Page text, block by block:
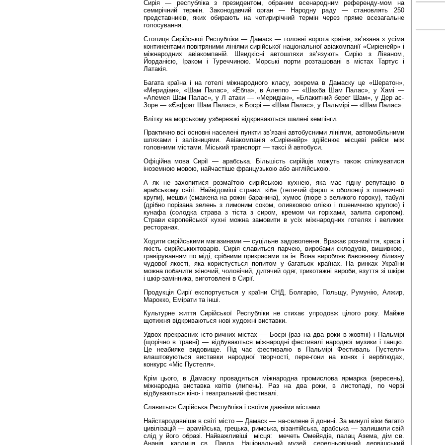
Сирія — республіка з президентом, обраним всенародним референду-мом на
семирічний термін. Законодавчий орган — Народну раду — становлять 250
представників, яких обирають на чотирирічний термін через пряме всезагальне
голосування.
Столиця Сирійської Республіки — Дамаск — головні ворота країни, зв’язана з усіма
континентами повітряними лініями сирійської національної авіакомпанії «Сиріенейр» і
міжнародних авіакомпаній. Швидкісні автошляхи зв’язують Сирію з Ліваном,
Йорданією, Іраком і Туреччиною. Морські порти розташовані в містах Тартус і
Латакія.
Багата країна і на готелі міжнародного класу, зокрема в Дамаску це «Шератон»,
«Меридіан», «Шам Палас», «Ебла», в Алеппо — «Шахба Шам Палас», у Хамі —
«Апемея Шам Палас», у Л атаки — «Меридіан», «Блакитний берег Шам», у Дер ас-
Зоре — «Євфрат Шам Палас», в Босрі — «Шам Палас», у Пальмірі — «Шам Палас».
Влітку на морському узбережжі відкриваються шалені кемпінги.
Практично всі основні населені пункти зв’язані автобусними лініями, автомобільними
шляхами і залізницями. Авіакомпанія «Сиріенейр» здійснює місцеві рейси між
головними містами. Міський транспорт — таксі й автобуси.
Офіційна мова Сирії — арабська. Більшість сирійців можуть також спілкуватися
іноземною мовою, найчастіше французькою або англійською.
А як не захопитися розмаїтою сирійською кухнею, яка має гідну репутацію в
арабському світі. Найвідоміші страви: кібе (телячий фарш в оболонці з пшеничної
крупи), мешви (смажена на рожні баранина), хумос (пюре з великого гороху), табулі
(дрібно порізана зелень з лимоним соком, оливковою олією і пшеничною крупою) і
кунафа (солодка страва з тіста з сиром, кремом чи горіхами, залита сиропом).
Страви європейської кухні можна замовити в усіх міжнародних готелях і великих
ресторанах.
Ходити сирійськими магазинами — суцільне задоволення. Вражає роз-маїття, краса і
якість сирійськихтоварів. Сирія славиться парчею, виробами склодувів, вишивкою,
гравіруванням по міді, срібними прикрасами та ін. Вона виробляє бавовняну білизну
чудової якості, яка користується попитом у багатьох країнах. На ринках України
можна побачити жіночий, чоловічий, дитячий одяг, трикотажні вироби, взуття зі шкіри
і шкір-замінника, виготовлені в Сирії.
Продукція Сирії експортується у країни СНД, Болгарію, Польщу, Румунію, Алжир,
Марокко, Емірати та інші.
Культурне життя Сирійської Республіки не стихає упродовж цілого року. Майже
щотижня відкриваються нові художні виставки.
Удвох прекрасних істо-ричних містах — Босрі (раз на два роки в жовтні) і Пальмірі
(щорічно в травні) — відбуваються міжнародні фестивалі народної музики і танцю.
Це неабияке видовище. Під час фестивалю в Пальмірі Фестиваль Пустеля»
влаштовуються виставки народної творчості, пере-гони на конях і верблюдах,
конкурс «Міс Пустеля».
Крім цього, в Дамаску провадяться міжнародна промислова ярмарка (вересень),
міжнародна виставка квітів (липень). Раз на два роки, в листопаді, по черзі
відбуваються кіно- і театральний фестивалі.
Славиться Сирійська Республіка і своїми давніми містами.
Найстародавніше в світі місто — Дамаск — на-селене й донині. За минулі віки багато
цивілізацій — арамійська, грецька, римська, візантійська, арабська — залишили свій
слід у його образі. Найважливіші місця: мечеть Омейядів, палац Азема, дім св.
Ананія, каплиця св. Павла, Національний музей, середньовічний дервішський